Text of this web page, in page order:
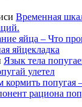
Временная
яйца – Что
яйцекладка
Язык тела
улетел
кормить
рациона